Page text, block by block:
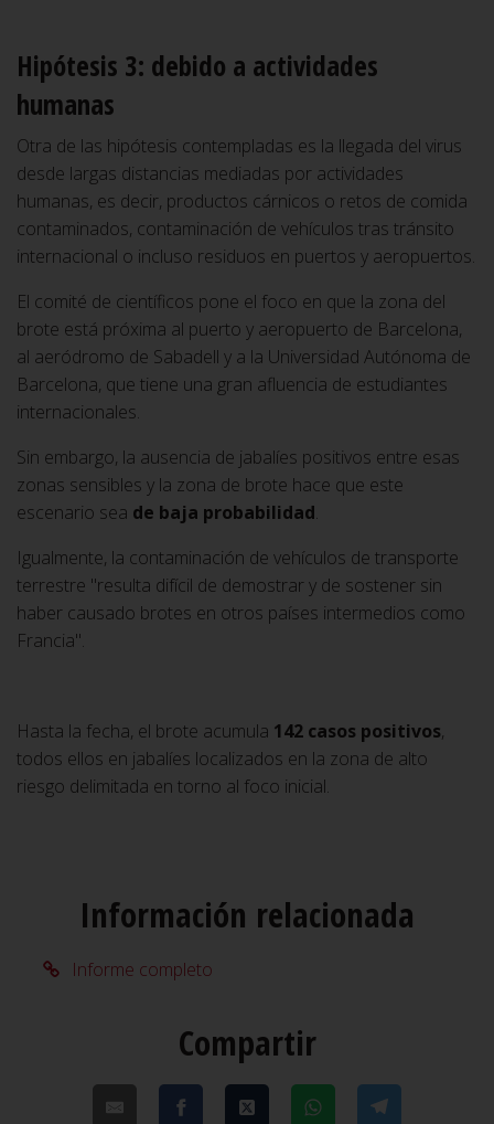
Hipótesis 3: debido a actividades
humanas
Otra de las hipótesis contempladas es la llegada del virus
desde largas distancias mediadas por actividades
humanas, es decir, productos cárnicos o retos de comida
contaminados, contaminación de vehículos tras tránsito
internacional o incluso residuos en puertos y aeropuertos.
El comité de científicos pone el foco en que la zona del
brote está próxima al puerto y aeropuerto de Barcelona,
al aeródromo de Sabadell y a la Universidad Autónoma de
Barcelona, que tiene una gran afluencia de estudiantes
internacionales.
Sin embargo, la ausencia de jabalíes positivos entre esas
zonas sensibles y la zona de brote hace que este
escenario sea de baja probabilidad.
Igualmente, la contaminación de vehículos de transporte
terrestre "resulta difícil de demostrar y de sostener sin
haber causado brotes en otros países intermedios como
Francia".
Hasta la fecha, el brote acumula 142 casos positivos,
todos ellos en jabalíes localizados en la zona de alto
riesgo delimitada en torno al foco inicial.
Información relacionada
Informe completo
Compartir